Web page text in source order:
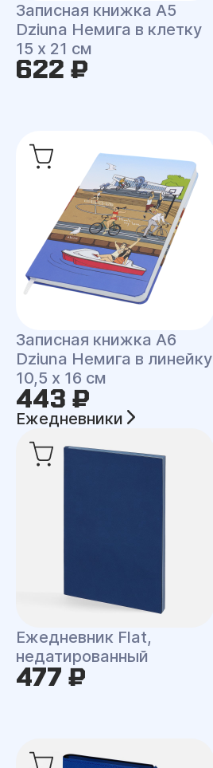
Записная книжка A5
Dziuna Немига в клетку
15 x 21 см
622 ₽
Записная книжка A6
Dziuna Немига в линейку
10,5 x 16 см
443 ₽
Ежедневники
Ежедневник Flat,
недатированный
477 ₽